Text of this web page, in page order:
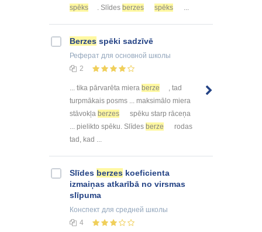
spēks
. Slīdes berzes spēks ...
Berzes spēki sadzīvē
Реферат для основной школы
2
... tika pārvarēta miera berze
, tad
turpmākais posms ... maksimālo miera
stāvokļa berzes
spēku starp rāceņa
... pielikto spēku. Slīdes berze
rodas
tad, kad ...
Slīdes berzes koeficienta
izmaiņas atkarībā no virsmas
slīpuma
Конспект для средней школы
4